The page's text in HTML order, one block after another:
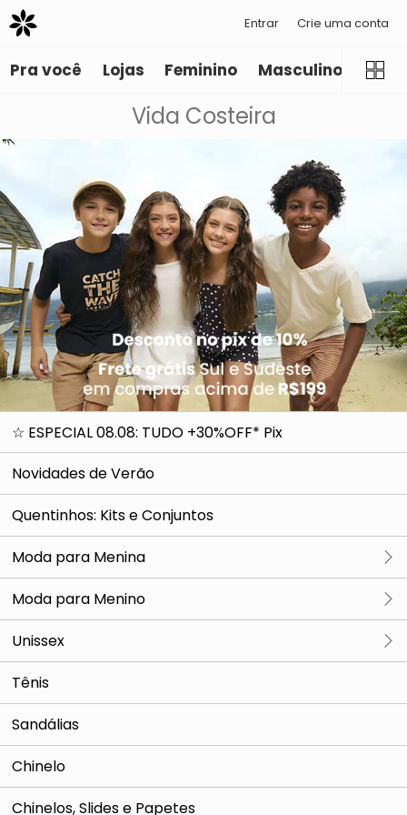
Entrar Crie uma conta
Pra você Lojas Feminino Masculino
Vida Costeira
☆ ESPECIAL 08.08: TUDO +30%OFF* Pix
Novidades de Verão
Quentinhos: Kits e Conjuntos
Moda para Menina
Ver tudo
Conjunto
Macacão e Jardineira
Vestido
Casaco e Jaqueta
Calça
Moda para Menino
Ver tudo
Conjunto
Moda Íntima
Casaco e Jaqueta
Bermuda
Unissex
Ver tudo
Conjunto
Calça
Blusa
Tênis
Sandálias
Chinelo
Chinelos, Slides e Papetes